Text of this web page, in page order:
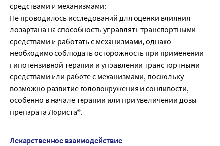
средствами и механизмами:
Не проводилось исследований для оценки влияния
лозартана на способность управлять транспортными
средствами и работать с механизмами, однако
необходимо соблюдать осторожность при применении
гипотензивной терапии и управлении транспортными
средствами или работе с механизмами, поскольку
возможно развитие головокружения и сонливости,
особенно в начале терапии или при увеличении дозы
препарата Лориста®.
Лекарственное взаимодействие